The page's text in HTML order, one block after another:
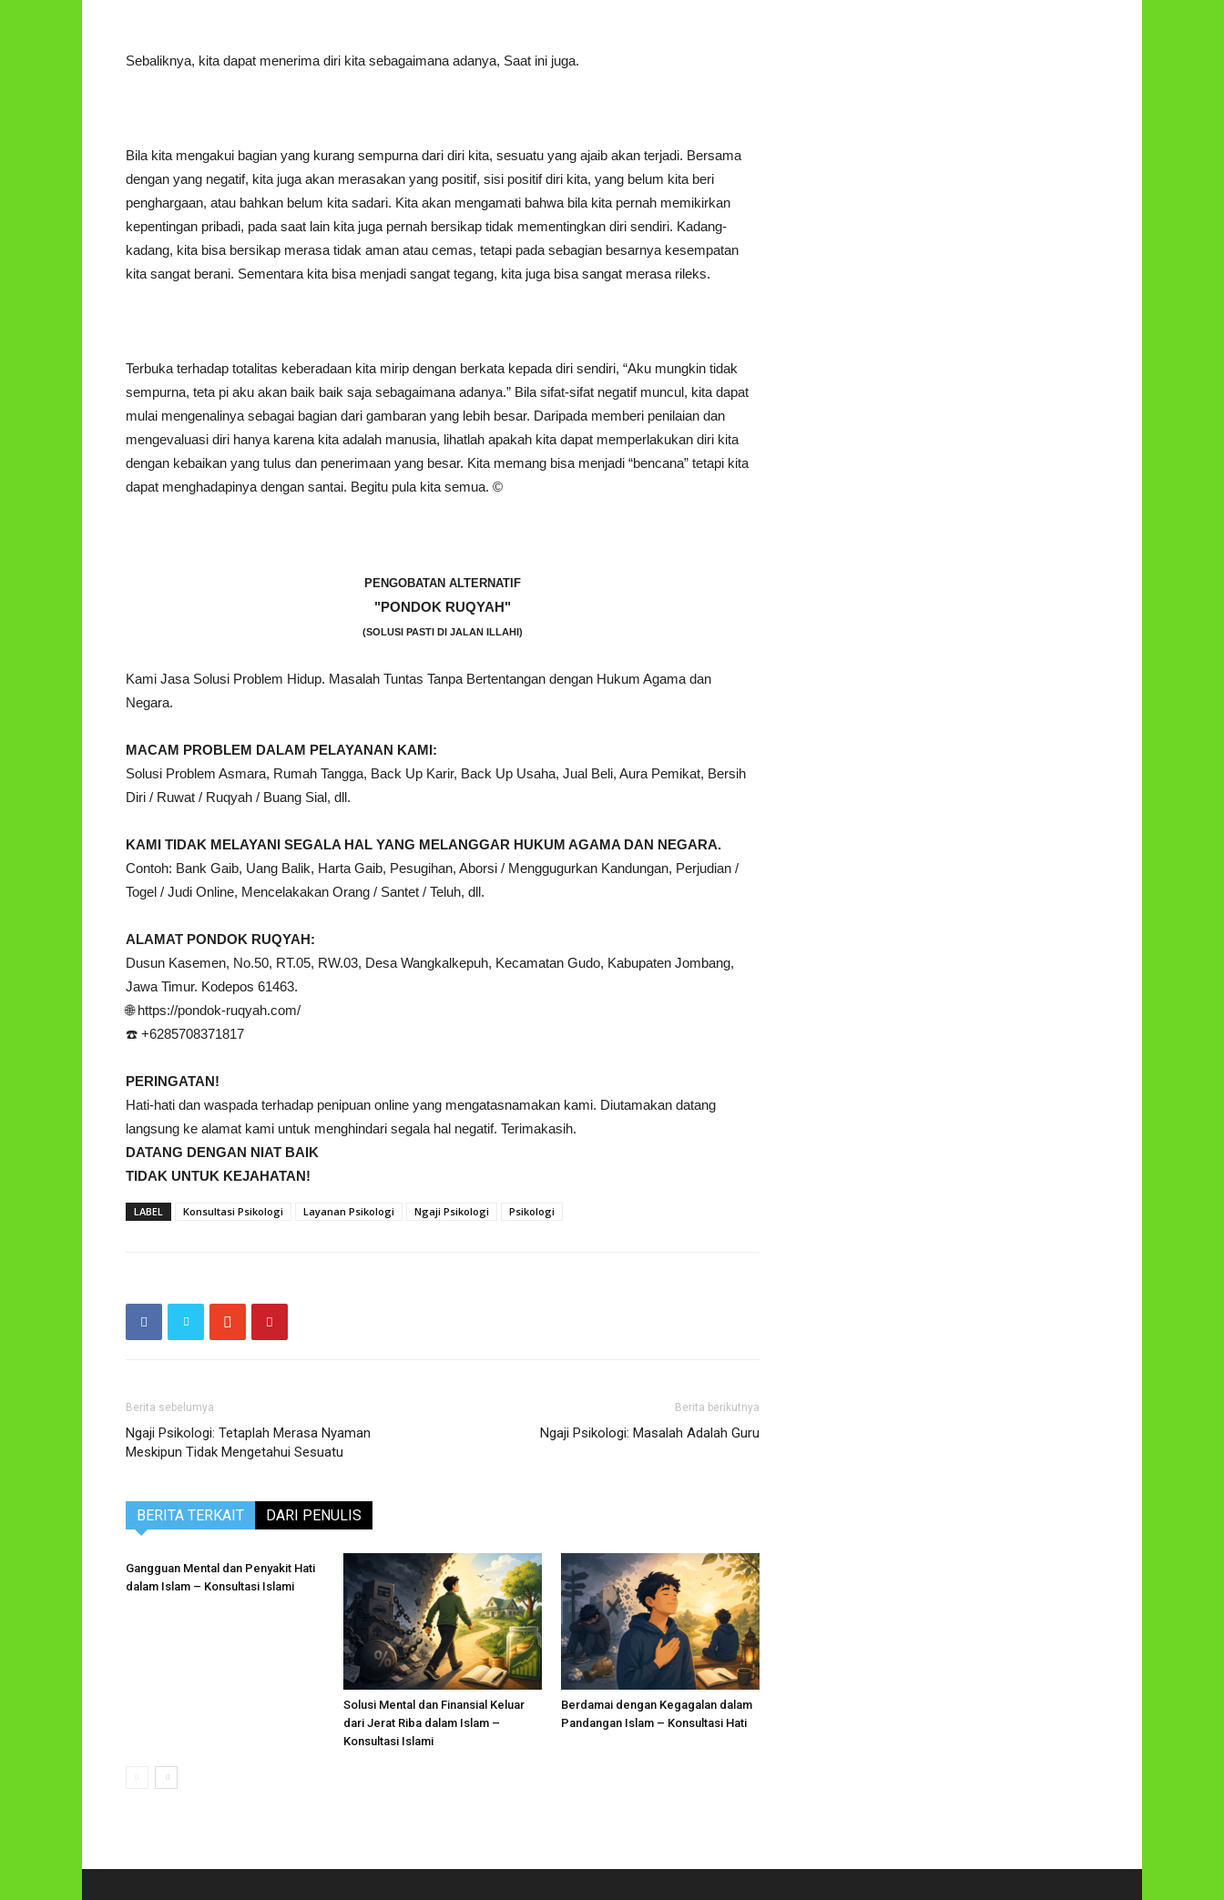
Sebaliknya, kita dapat menerima diri kita sebagaimana adanya, Saat ini juga.
Bila kita mengakui bagian yang kurang sempurna dari diri kita, sesuatu yang ajaib akan terjadi. Bersama
dengan yang negatif, kita juga akan merasakan yang positif, sisi positif diri kita, yang belum kita beri
penghargaan, atau bahkan belum kita sadari. Kita akan mengamati bahwa bila kita pernah memikirkan
kepentingan pribadi, pada saat lain kita juga pernah bersikap tidak mementingkan diri sendiri. Kadang-
kadang, kita bisa bersikap merasa tidak aman atau cemas, tetapi pada sebagian besarnya kesempatan
kita sangat berani. Sementara kita bisa menjadi sangat tegang, kita juga bisa sangat merasa rileks.
Terbuka terhadap totalitas keberadaan kita mirip dengan berkata kepada diri sendiri, “Aku mungkin tidak
sempurna, teta pi aku akan baik baik saja sebagaimana adanya.” Bila sifat-sifat negatif muncul, kita dapat
mulai mengenalinya sebagai bagian dari gambaran yang lebih besar. Daripada memberi penilaian dan
mengevaluasi diri hanya karena kita adalah manusia, lihatlah apakah kita dapat memperlakukan diri kita
dengan kebaikan yang tulus dan penerimaan yang besar. Kita memang bisa menjadi “bencana” tetapi kita
dapat menghadapinya dengan santai. Begitu pula kita semua. ©️
PENGOBATAN ALTERNATIF
"PONDOK RUQYAH"
(SOLUSI PASTI DI JALAN ILLAHI)
Kami Jasa Solusi Problem Hidup. Masalah Tuntas Tanpa Bertentangan dengan Hukum Agama dan
Negara.
MACAM PROBLEM DALAM PELAYANAN KAMI:
Solusi Problem Asmara, Rumah Tangga, Back Up Karir, Back Up Usaha, Jual Beli, Aura Pemikat, Bersih
Diri / Ruwat / Ruqyah / Buang Sial, dll.
KAMI TIDAK MELAYANI SEGALA HAL YANG MELANGGAR HUKUM AGAMA DAN NEGARA.
Contoh: Bank Gaib, Uang Balik, Harta Gaib, Pesugihan, Aborsi / Menggugurkan Kandungan, Perjudian /
Togel / Judi Online, Mencelakakan Orang / Santet / Teluh, dll.
ALAMAT PONDOK RUQYAH:
Dusun Kasemen, No.50, RT.05, RW.03, Desa Wangkalkepuh, Kecamatan Gudo, Kabupaten Jombang,
Jawa Timur. Kodepos 61463.
🌐 https://pondok-ruqyah.com/
☎️ +6285708371817
PERINGATAN!
Hati-hati dan waspada terhadap penipuan online yang mengatasnamakan kami. Diutamakan datang
langsung ke alamat kami untuk menghindari segala hal negatif. Terimakasih.
DATANG DENGAN NIAT BAIK
TIDAK UNTUK KEJAHATAN!
LABEL Konsultasi Psikologi Layanan Psikologi Ngaji Psikologi Psikologi
Berita sebelumya
Ngaji Psikologi: Tetaplah Merasa Nyaman
Meskipun Tidak Mengetahui Sesuatu
Berita berikutnya
Ngaji Psikologi: Masalah Adalah Guru
BERITA TERKAIT DARI PENULIS
Gangguan Mental dan Penyakit Hati
dalam Islam – Konsultasi Islami
Solusi Mental dan Finansial Keluar
dari Jerat Riba dalam Islam –
Konsultasi Islami
Berdamai dengan Kegagalan dalam
Pandangan Islam – Konsultasi Hati